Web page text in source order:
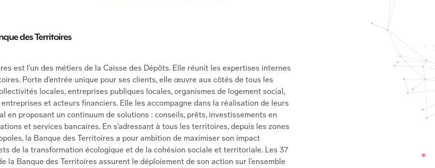
des Territoires
est l’un des métiers de la Caisse des Dépôts. Elle réunit les expertises internes
Porte d’entrée unique pour ses clients, elle œuvre aux côtés de tous les
locales, entreprises publiques locales, organismes de logement social,
et acteurs financiers. Elle les accompagne dans la réalisation de leurs
en proposant un continuum de solutions : conseils, prêts, investissements en
et services bancaires. En s’adressant à tous les territoires, depuis les zones
la Banque des Territoires a pour ambition de maximiser son impact
de la transformation écologique et de la cohésion sociale et territoriale. Les 37
la Banque des Territoires assurent le déploiement de son action sur l’ensemble